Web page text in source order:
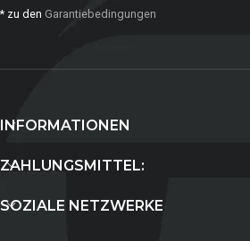
* zu den Garantiebedingungen
INFORMATIONEN
ZAHLUNGSMITTEL:
SOZIALE NETZWERKE